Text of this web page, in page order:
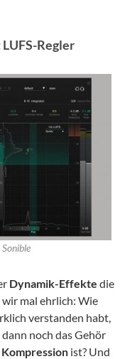
Regler
Dynamik-Effekte die
mal ehrlich: Wie
verstanden habt,
dann noch das Gehör
Kompression ist? Und